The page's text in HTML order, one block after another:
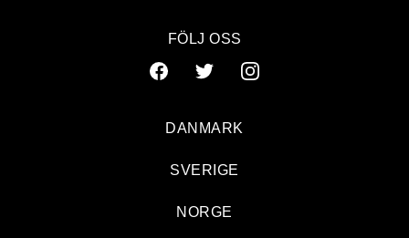
FÖLJ OSS
DANMARK
SVERIGE
NORGE